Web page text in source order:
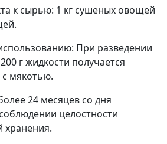
к сырью: 1 кг сушеных овощей
При разведении
г жидкости получается
мякотью.
24 месяцев со дня
целостности
хранения.